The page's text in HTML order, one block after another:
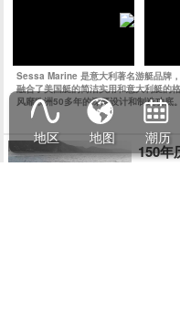
Sessa Marine 是意大利著名游艇品牌
融合了美国艇的简洁实用和意大利艇的
风靡欧洲50多年的深厚设计和制造功
追求狂野而精致的海上生活的新一代
快速发展的典范，也是欧洲市场最成功
150年
地区 地图 潮历